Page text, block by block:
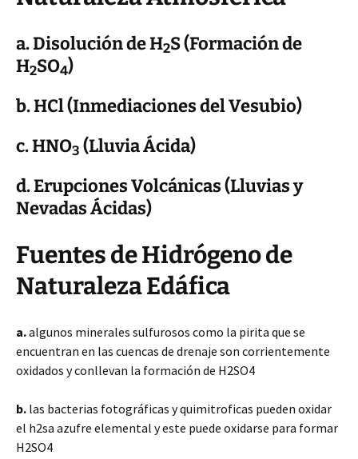
a. Disolución de H2S (Formación de
H2SO4)
b. HCl (Inmediaciones del Vesubio)
c. HNO3 (Lluvia Ácida)
d. Erupciones Volcánicas (Lluvias y
Nevadas Ácidas)
Fuentes de Hidrógeno de
Naturaleza Edáfica
a.algunos minerales sulfurosos como la pirita que se
encuentran en las cuencas de drenaje son corrientemente
oxidados y conllevan la formación de H2SO4
b. las bacterias fotográficas y quimitroficas pueden oxidar
el h2sa azufre elemental y este puede oxidarse para formar
H2SO4